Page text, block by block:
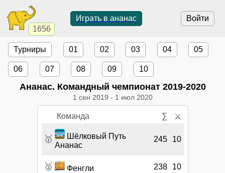
1656
Войти
Играть в ананас
Турниры 01 02 03 04 05
06 07 08 09 10
Ананас. Командный чемпионат 2019-2020
1 сен 2019 - 1 июл 2020
Команда ∑ ⚔
🥇
Шёлковый Путь
Ананас
245 10
🥈 Фенгли 238 10